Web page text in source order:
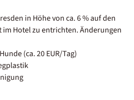
in Höhe von ca. 6 % auf den
Hotel zu entrichten. Änderungen
(ca. 20 EUR/Tag)